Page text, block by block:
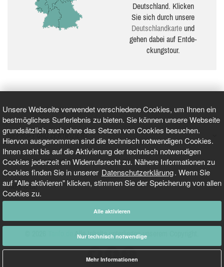
Unsere Webseite verwendet verschiedene Cookies, um Ihnen ein
bestmögliches Surferlebnis zu bieten. Sie können unsere Webseite
grundsätzlich auch ohne das Setzen von Cookies besuchen.
Hiervon ausgenommen sind die technisch notwendigen Cookies.
Ihnen steht bis auf die Aktivierung der technisch notwendigen
Cookies jederzeit ein Widerrufsrecht zu. Nähere Informationen zu
Cookies finden Sie in unserer Datenschutzerklärung. Wenn Sie
auf "Alle aktivieren" klicken, stimmen Sie der Speicherung von allen
Cookies zu.
Alle aktivieren
Nur technisch notwendige
Mehr Informationen
Deutschland. Klicken
Sie sich durch unsere
Deutsch­land­karte und
gehen dabei auf Ent­de­
ckungs­tour.
GEPRÜFT UND ZERTIFIZIERT
AKTUELLE NACHRICHTEN
TARIFO.DE
Alle Inhalte unterliegen unserem Copyright.